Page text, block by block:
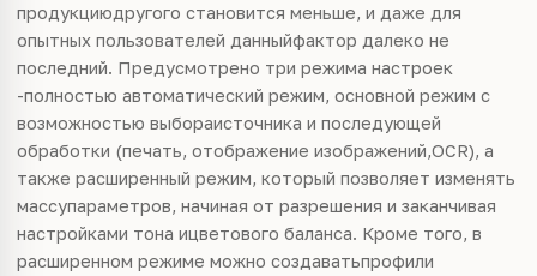
продукциюдругого становится меньше, и даже для
опытных пользователей данныйфактор далеко не
последний. Предусмотрено три режима настроек
-полностью автоматический режим, основной режим с
возможностью выбораисточника и последующей
обработки (печать, отображение изображений,OCR), а
также расширенный режим, который позволяет изменять
массупараметров, начиная от разрешения и заканчивая
настройками тона ицветового баланса. Кроме того, в
расширенном режиме можно создаватьпрофили